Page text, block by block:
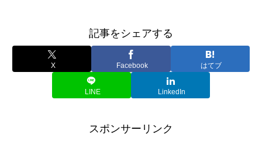
記事をシェアする
X Facebook はてブ
LINE LinkedIn
スポンサーリンク